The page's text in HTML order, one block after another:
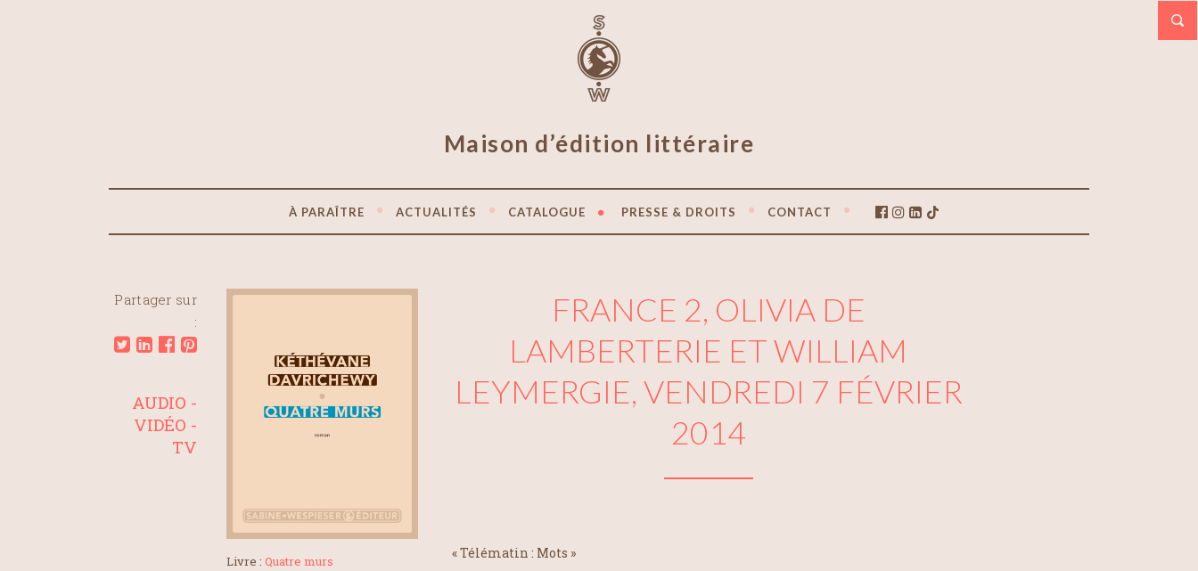
Maison d’édition littéraire
À PARAÎTRE ACTUALITÉS CATALOGUE PRESSE & DROITS CONTACT
Partager sur
:
Livre : Quatre murs
FRANCE 2, OLIVIA DE
LAMBERTERIE ET WILLIAM
LEYMERGIE, VENDREDI 7 FÉVRIER
2014
« Télématin : Mots »
AUDIO -
VIDÉO -
TV